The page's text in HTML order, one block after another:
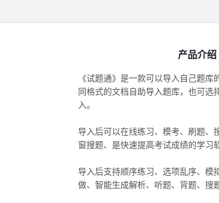
产品介绍
《试题通》是一款可以导入自己题
同格式的文档自助导入题库，也可选
入。
导入后可以在线练习、模考、刷题、
窗搜题、是快速提高考试成绩的学习
导入后支持顺序练习、选项乱序、模
做、智能生成解析、听题、背题、搜